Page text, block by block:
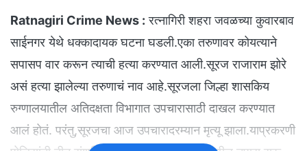
Ratnagiri Crime News : रत्नागिरी शहरा जवळच्या कुवारबाव
साईनगर येथे धक्कादायक घटना घडली.एका तरुणावर कोयत्याने
सपासप वार करून त्याची हत्या करण्यात आली.सूरज राजाराम झोरे
असं हत्या झालेल्या तरुणाचं नाव आहे.सूरजला जिल्हा शासकिय
रुग्णालयातील अतिदक्षता विभागात उपचारासाठी दाखल करण्यात
आलं होतं. परंतु,सूरजचा आज उपचारादरम्यान मृत्यू झाला.याप्रकरणी